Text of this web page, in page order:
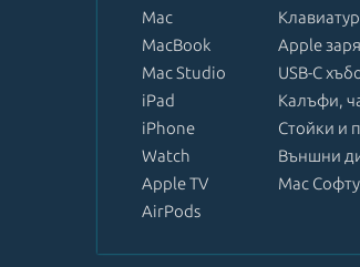
Mac
MacBook
Mac Studio
iPad
iPhone
Watch
Apple TV
AirPods
Apple
USB-C
Калъфи,
Стойки и
Външни
Mac